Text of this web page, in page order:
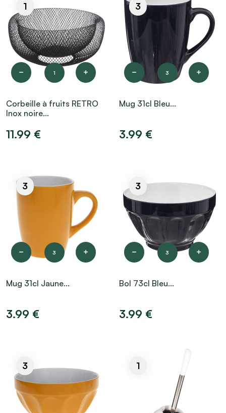
1
1
Corbeille à fruits RETRO
Inox noire...
11.99 €
3
3
Mug 31cl Bleu...
3.99 €
3
3
Mug 31cl Jaune...
3.99 €
3
3
Bol 73cl Bleu...
3.99 €
3 1